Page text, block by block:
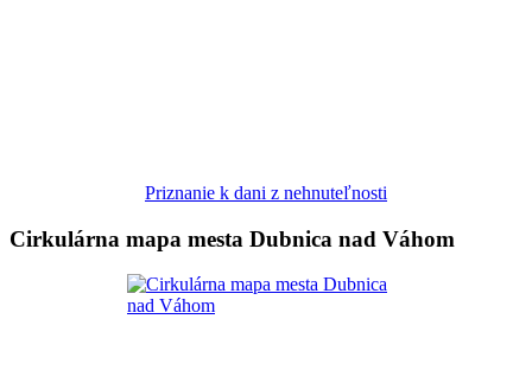
Priznanie k dani z nehnuteľnosti
Cirkulárna mapa mesta Dubnica nad Váhom